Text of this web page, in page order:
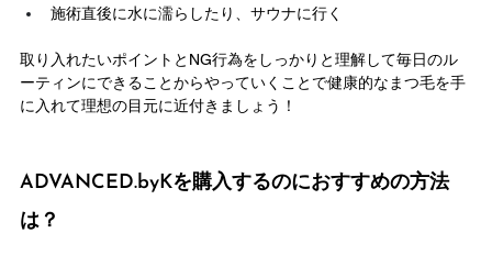
施術直後に水に濡らしたり、サウナに行く
取り入れたいポイントとNG行為をしっかりと理解して毎日のル
ーティンにできることからやっていくことで健康的なまつ毛を手
に入れて理想の目元に近付きましょう！
ADVANCED.byKを購入するのにおすすめの方法
は？